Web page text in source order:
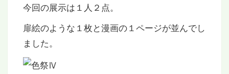
今回の展示は１人２点。
扉絵のような１枚と漫画の１ページが並んでし
ました。